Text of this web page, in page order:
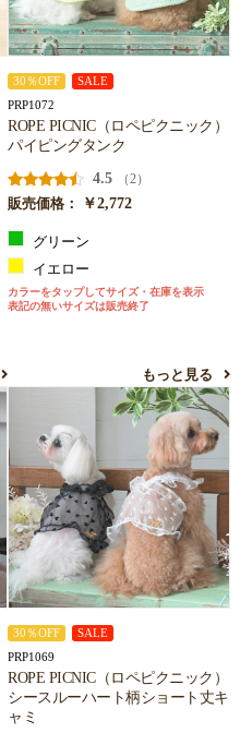
30％OFF SALE
PRP1072
ROPE PICNIC（ロペピクニック）
パイピングタンク
4.5
（2）
販売価格：
￥2,772
グリーン
イエロー
カラーをタップしてサイズ・在庫を表示
表記の無いサイズは販売終了
もっと見る
30％OFF SALE
PRP1069
ROPE PICNIC（ロペピクニック）
シースルーハート柄ショート丈キ
ャミ